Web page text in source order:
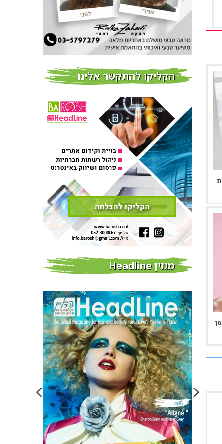
חדשות
שיער מבוססי גוג’י ברי
חדש על המדף
Fibroseal Professional
כובשת את השטח עם יום
הדרכה מוצלח נוסף
אירועים בארץ
הקליקו להתקשר אלינו
מגזין Headline